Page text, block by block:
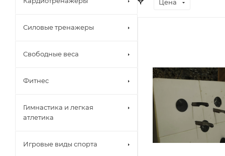
Цена
Силовые тренажеры
Свободные веса
Фитнес
Гимнастика и легкая
атлетика
Игровые виды спорта